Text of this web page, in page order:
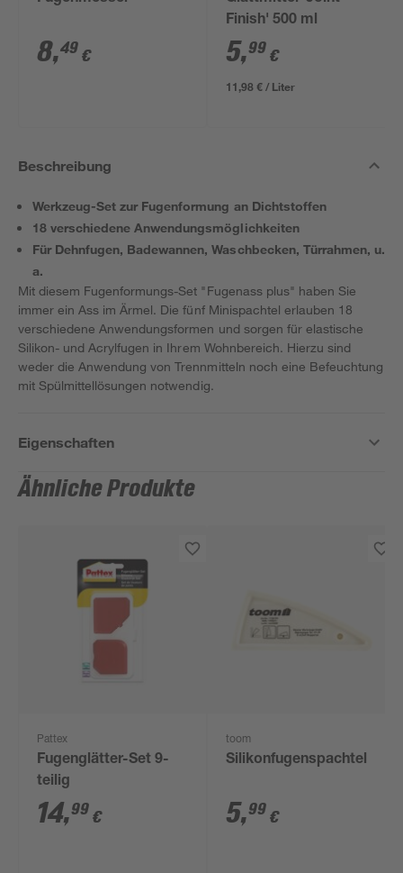
8,49 €
Finish' 500 ml
5,99 €
11,98 € / Liter
Beschreibung
Werkzeug-Set zur Fugenformung an Dichtstoffen
18 verschiedene Anwendungsmöglichkeiten
Für Dehnfugen, Badewannen, Waschbecken, Türrahmen, u.
a.
Mit diesem Fugenformungs-Set "Fugenass plus" haben Sie
immer ein Ass im Ärmel. Die fünf Minispachtel erlauben 18
verschiedene Anwendungsformen und sorgen für elastische
Silikon- und Acrylfugen in Ihrem Wohnbereich. Hierzu sind
weder die Anwendung von Trennmitteln noch eine Befeuchtung
mit Spülmittellösungen notwendig.
Eigenschaften
Ähnliche Produkte
Pattex
Fugenglätter-Set 9-
teilig
14,99 €
toom
Silikonfugenspachtel
5,99 €